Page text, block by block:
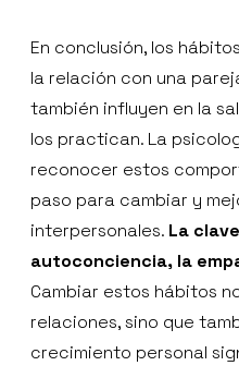
En conclusión, los
la relación con una
también influyen en la
los practican. La
reconocer estos
paso para cambiar y
interpersonales. La
autoconciencia, la
Cambiar estos hábitos
relaciones, sino que
crecimiento personal